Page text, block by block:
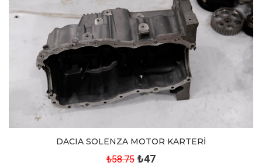
DACIA SOLENZA MOTOR KARTERİ
₺58.75 ₺47